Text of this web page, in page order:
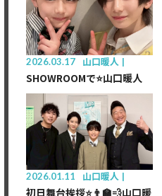
2026.03.17 山口暖人
SHOWROOMで⭐️山口暖人
2026.01.11 山口暖人
初日舞台挨拶⭐️👨‍🏫💨山口暖